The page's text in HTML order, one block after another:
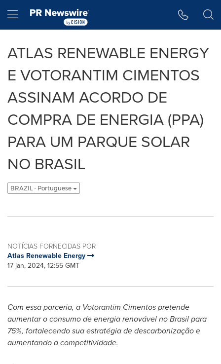
Hamburger menu
ATLAS RENEWABLE ENERGY
E VOTORANTIM CIMENTOS
ASSINAM ACORDO DE
COMPRA DE ENERGIA (PPA)
PARA UM PARQUE SOLAR
NO BRASIL
BRAZIL - Portuguese
NOTÍCIAS FORNECIDAS POR
Atlas Renewable Energy
17 jan, 2024, 12:55 GMT
Com essa parceria, a Votorantim Cimentos pretende
aumentar o consumo de energia renovável no Brasil para
75%, fortalecendo sua estratégia de descarbonização e
aumentando a competitividade.